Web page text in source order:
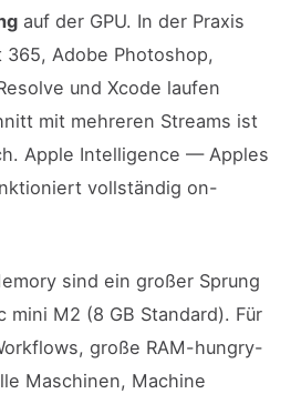
auf der GPU. In der Praxis
Adobe Photoshop,
und Xcode laufen
mit mehreren Streams ist
Apple Intelligence — Apples
vollständig on-
sind ein großer Sprung
mini M2 (8 GB Standard). Für
große RAM-hungry-
Maschinen, Machine